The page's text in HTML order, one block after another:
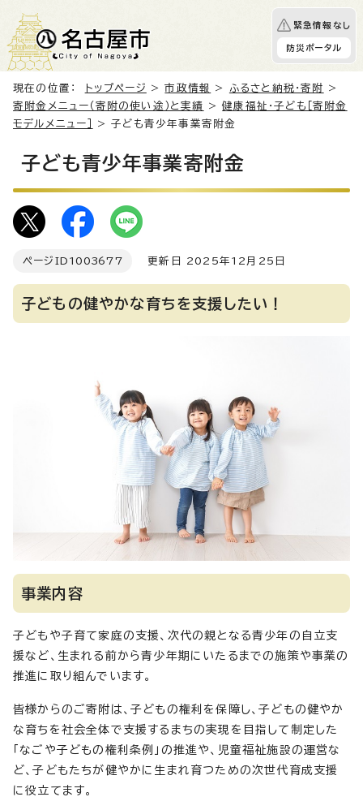
緊急情報なし
防災ポータル
現在の位置： トップページ >市政情報 > ふるさと納税・寄附
>
寄附金メニュー（寄附の使い途）と実績
>健康福祉・子ども［寄附金
モデルメニュー］
> 子ども青少年事業寄附金
子ども青少年事業寄附金
ページID 1003677 更新日 2025年12月25日
子どもの健やかな育ちを支援したい！
事業内容
子どもや子育て家庭の支援、次代の親となる青少年の自立支
援など、生まれる前から青少年期にいたるまでの施策や事業の
推進に取り組んでいます。
皆様からのご寄附は、子どもの権利を保障し、子どもの健やか
な育ちを社会全体で支援するまちの実現を目指して制定した
「なごや子どもの権利条例」の推進や、児童福祉施設の運営な
ど、子どもたちが健やかに生まれ育つための次世代育成支援
に役立てます。